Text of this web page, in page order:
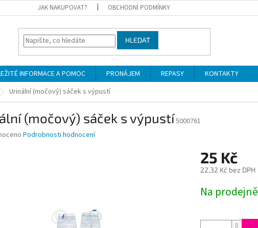
JAK NAKUPOVAT? OBCHODNÍ PODMÍNKY
HLEDAT
INFORMACE A POMOC PRONÁJEM REPASY
KONTAKTY
Urinální (močový) sáček s výpustí
(močový) sáček s výpustí5000761
Podrobnosti hodnocení
25 Kč
22,32 Kč bez DPH
cena:
Na prodejně